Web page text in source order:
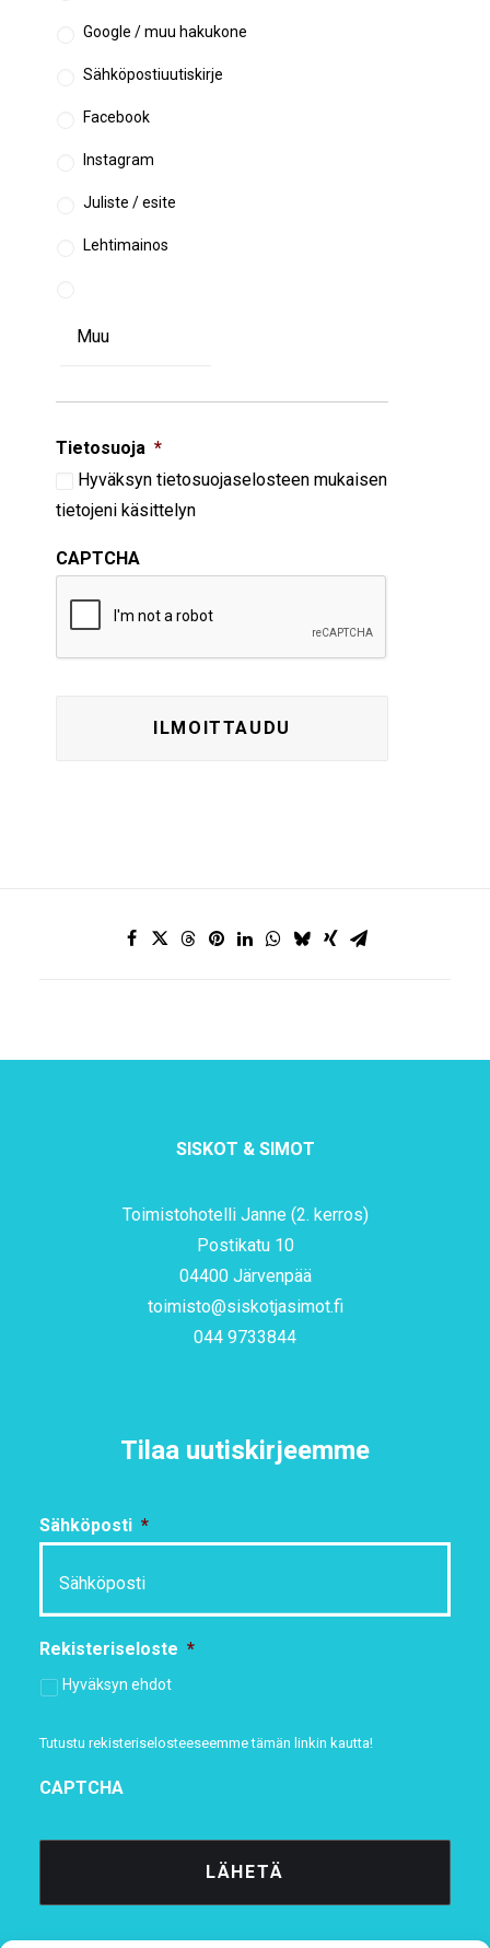
Google / muu hakukone
Sähköpostiuutiskirje
Facebook
Instagram
Juliste / esite
Lehtimainos
Tietosuoja *
Hyväksyn tietosuojaselosteen mukaisen
tietojeni käsittelyn
CAPTCHA
SISKOT & SIMOT
Toimistohotelli Janne (2. kerros)
Postikatu 10
04400 Järvenpää
toimisto@siskotjasimot.fi
044 9733844
Tilaa uutiskirjeemme
Sähköposti *
Rekisteriseloste *
Hyväksyn ehdot
Tutustu rekisteriselosteeseemmetämän linkin kautta!
CAPTCHA